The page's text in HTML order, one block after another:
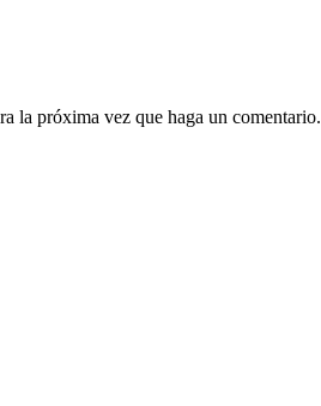
la próxima vez que haga un comentario.